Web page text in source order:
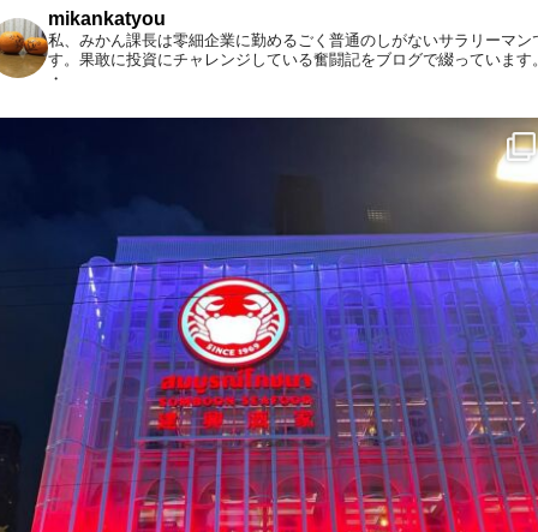
mikankatyou
私、みかん課長は零細企業に勤めるごく普通のしがないサラリーマン
す。果敢に投資にチャレンジしている奮闘記をブログで綴っています
・